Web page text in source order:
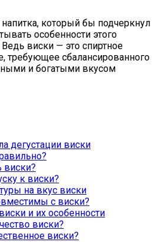
который бы подчеркнул
особенности этого
виски — это спиртное
требующее сбалансированного
и богатыми вкусом
дегустации виски
виски?
к виски?
на вкус виски
с виски?
и их особенности
виски?
виски?